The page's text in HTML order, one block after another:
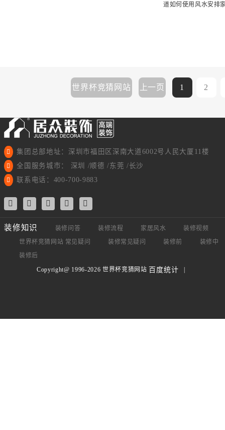
道如何使用风水安排
世界杯竞猜网站 上一页 1 2
集团总部地址：深圳市福田区深南大道6002号人民大厦11楼
全国服务城市： 深圳 /顺德 /东莞 /长沙
联系电话：400-700-9883
装修知识 装修问答 装修流程 家居风水
装修视频
世界杯竞猜网站 常见疑问
装修常见疑问 装修前
装修中
装修后
Copyright@ 1996-2026 世界杯竞猜网站 百度统计